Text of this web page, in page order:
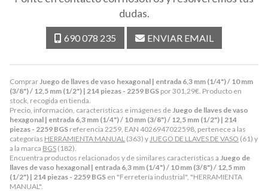
ComprarJuego de llaves de vaso hexagonal | entrada 6,3 mm (1/4") / 10 mm
(3/8") / 12,5 mm (1/2") | 214 piezas - 2259 BGS por301,29€. Producto en
stock, recogida en tienda.
Precio, información, características e imágenes deJuego de llaves de vaso
hexagonal | entrada 6,3 mm (1/4") / 10 mm (3/8") / 12,5 mm (1/2") | 214
piezas - 2259 BGS referencia 2259, EAN 4026947022598, pertenece a las
categorías HERRAMIENTA MANUAL (363) yJUEGO DE LLAVES DE VASO (61) y
a la marca BGS (182).
Encuentra productos relacionados y de similares características a Juego de
llaves de vaso hexagonal | entrada 6,3 mm (1/4") / 10 mm (3/8") / 12,5 mm
(1/2") | 214 piezas - 2259 BGS en "Ferretería industrial", "HERRAMIENTA
MANUAL".
dudas.
690 078 235 ENVIAR EMAIL